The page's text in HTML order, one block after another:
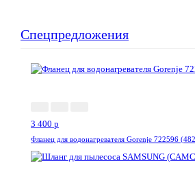
Спецпредложения
3 400 p
Фланец для водонагревателя Gorenje 722596